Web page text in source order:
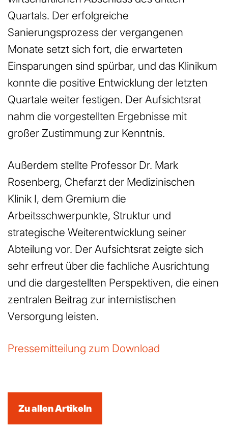
Quartals. Der erfolgreiche
Sanierungsprozess der vergangenen
Monate setzt sich fort, die erwarteten
Einsparungen sind spürbar, und das Klinikum
konnte die positive Entwicklung der letzten
Quartale weiter festigen. Der Aufsichtsrat
nahm die vorgestellten Ergebnisse mit
großer Zustimmung zur Kenntnis.
Außerdem stellte Professor Dr. Mark
Rosenberg, Chefarzt der Medizinischen
Klinik I, dem Gremium die
Arbeitsschwerpunkte, Struktur und
strategische Weiterentwicklung seiner
Abteilung vor. Der Aufsichtsrat zeigte sich
sehr erfreut über die fachliche Ausrichtung
und die dargestellten Perspektiven, die einen
zentralen Beitrag zur internistischen
Versorgung leisten.
Pressemitteilung zum Download
Zu allen Artikeln